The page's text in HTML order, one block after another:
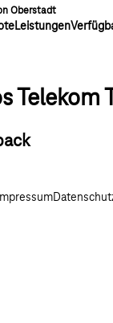
Oberstadt
Leistungen
Telekom
Impressum